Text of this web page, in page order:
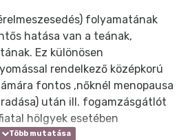
folyamatának
hatása van a teának,
Ez különösen
rendelkező középkorú
fontos ,nőknél menopausa
után ill. fogamzásgátlót
hölgyek esetében